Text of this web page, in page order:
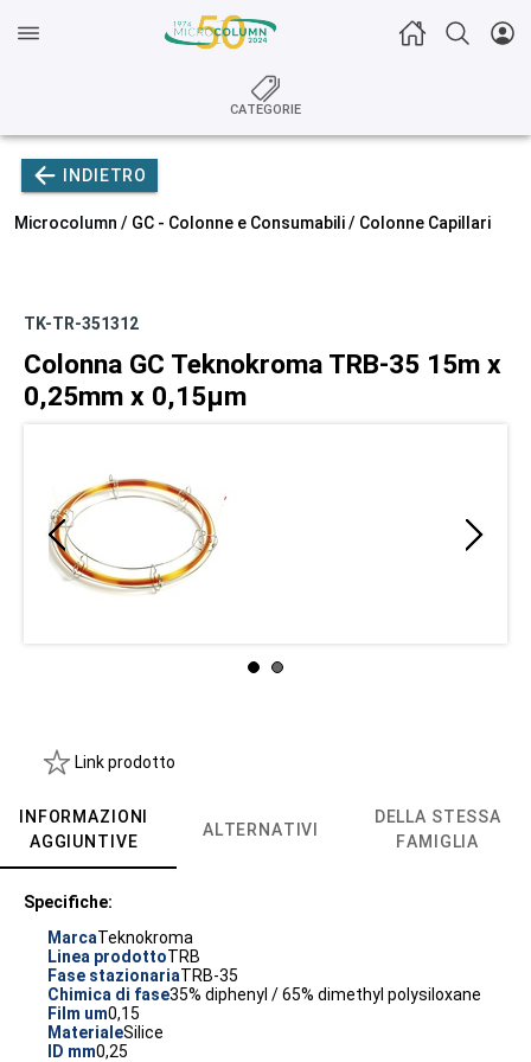
CATEGORIE
INDIETRO
Microcolumn / GC - Colonne e Consumabili/ Colonne Capillari
TK-TR-351312
Colonna GC Teknokroma TRB-35 15m x
0,25mm x 0,15µm
Link prodotto
INFORMAZIONI
AGGIUNTIVE
ALTERNATIVI
DELLA STESSA
FAMIGLIA
Specifiche:
MarcaTeknokroma
Linea prodottoTRB
Fase stazionariaTRB-35
Chimica di fase35% diphenyl / 65% dimethyl polysiloxane
Film um0,15
MaterialeSilice
ID mm0,25